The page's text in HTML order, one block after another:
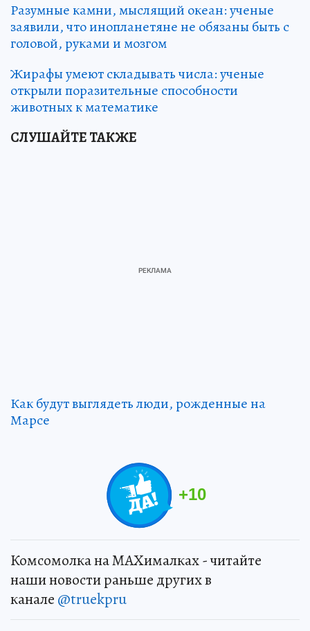
Разумные камни, мыслящий океан: ученые
заявили, что инопланетяне не обязаны быть с
головой, руками и мозгом
Жирафы умеют складывать числа: ученые
открыли поразительные способности
животных к математике
СЛУШАЙТЕ ТАКЖЕ
Как будут выглядеть люди, рожденные на
Марсе
+10
Комсомолка на MAXималках - читайте
наши новости раньше других в
канале @truekpru